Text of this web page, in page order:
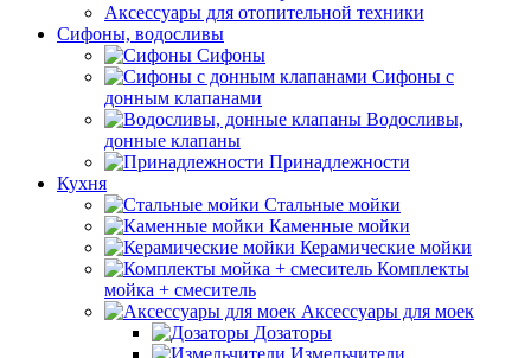
Аксессуары для отопительной техники
Сифоны, водосливы
Сифоны
Сифоны с
донным клапанами
Водосливы,
донные клапаны
Принадлежности
Кухня
Стальные мойки
Каменные мойки
Керамические мойки
Комплекты
мойка + смеситель
Аксессуары для моек
Дозаторы
Измельчители